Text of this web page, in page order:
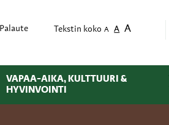
Palaute Tekstin koko A A A
VAPAA-AIKA, KULTTUURI &
HYVINVOINTI